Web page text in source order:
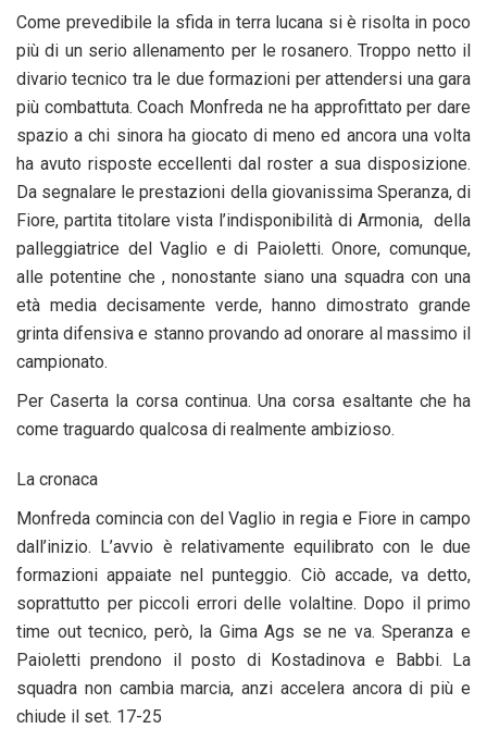
Come prevedibile la sfida in terra lucana si è risolta in poco
più di un serio allenamento per le rosanero. Troppo netto il
divario tecnico tra le due formazioni per attendersi una gara
più combattuta. Coach Monfreda ne ha approfittato per dare
spazio a chi sinora ha giocato di meno ed ancora una volta
ha avuto risposte eccellenti dal roster a sua disposizione.
Da segnalare le prestazioni della giovanissima Speranza, di
Fiore, partita titolare vista l’indisponibilità di Armonia, della
palleggiatrice del Vaglio e di Paioletti. Onore, comunque,
alle potentine che , nonostante siano una squadra con una
età media decisamente verde, hanno dimostrato grande
grinta difensiva e stanno provando ad onorare al massimo il
campionato.
Per Caserta la corsa continua. Una corsa esaltante che ha
come traguardo qualcosa di realmente ambizioso.
La cronaca
Monfreda comincia con del Vaglio in regia e Fiore in campo
dall’inizio. L’avvio è relativamente equilibrato con le due
formazioni appaiate nel punteggio. Ciò accade, va detto,
soprattutto per piccoli errori delle volaltine. Dopo il primo
time out tecnico, però, la Gima Ags se ne va. Speranza e
Paioletti prendono il posto di Kostadinova e Babbi. La
squadra non cambia marcia, anzi accelera ancora di più e
chiude il set. 17-25